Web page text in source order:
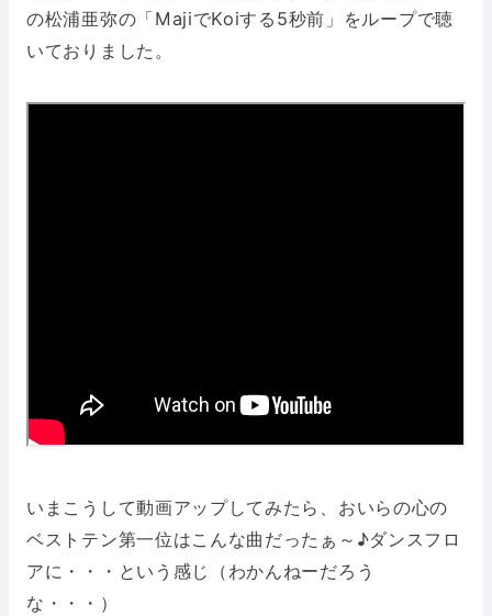
の松浦亜弥の「MajiでKoiする5秒前」をループで聴
いておりました。
いまこうして動画アップしてみたら、おいらの心の
ベストテン第一位はこんな曲だったぁ～♪ダンスフロ
アに・・・という感じ（わかんねーだろう
な・・・）